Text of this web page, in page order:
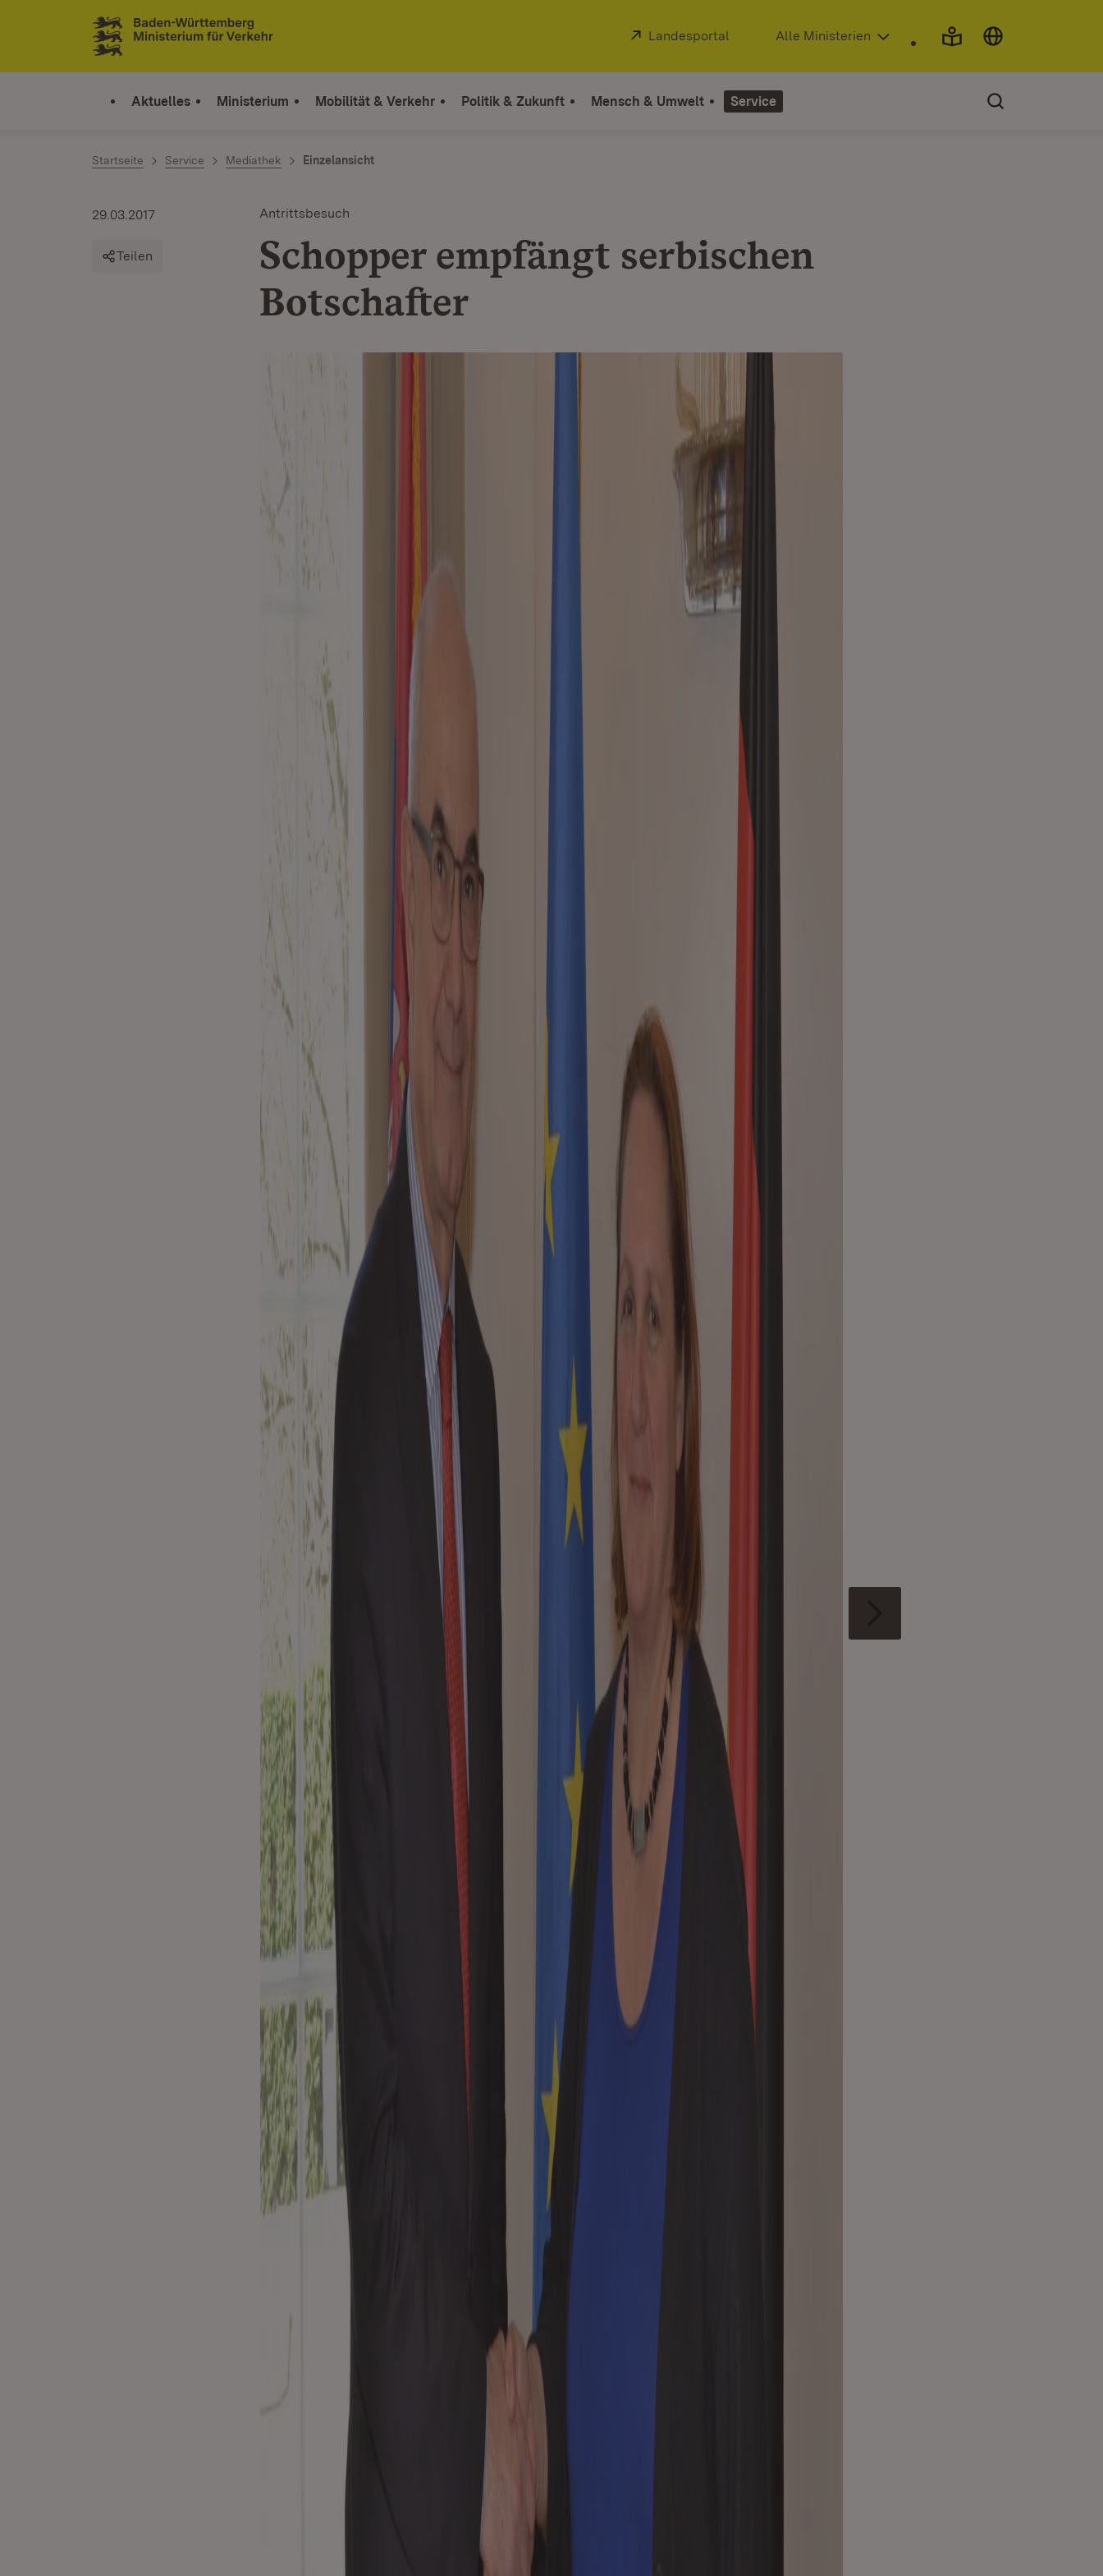
Zum Inhalt springen
Link zur Startseite
Extern:
Landesportal (Öffnet in neuem Fenster)
Alle Ministerien
Aktuelles Ministerium Mobilität & Verkehr Politik & Zukunft Mensch & Umwelt Service
Startseite Service Mediathek Einzelansicht
Antrittsbesuch
Schopper empfängt serbischen
Botschafter
29.03.2017
Teilen